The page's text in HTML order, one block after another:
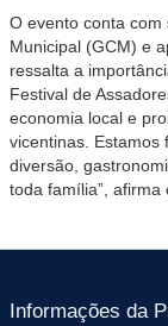
O evento conta
Municipal (GCM) e
ressalta a
Festival de
economia local e
vicentinas. Estamos
diversão,
toda família”, afirma
Informações da